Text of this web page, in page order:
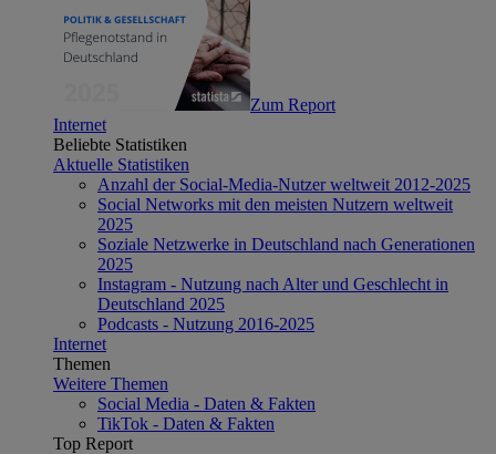
Zum Report
Internet
Beliebte Statistiken
Aktuelle Statistiken
Anzahl der Social-Media-Nutzer weltweit 2012-2025
Social Networks mit den meisten Nutzern weltweit
2025
Soziale Netzwerke in Deutschland nach Generationen
2025
Instagram - Nutzung nach Alter und Geschlecht in
Deutschland 2025
Podcasts - Nutzung 2016-2025
Internet
Themen
Weitere Themen
Social Media - Daten & Fakten
TikTok - Daten & Fakten
Top Report